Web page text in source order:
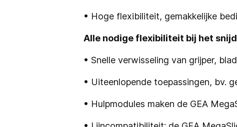
• Hoge flexibiliteit, gemakkelijke
Alle nodige flexibiliteit bij het
• Snelle verwisseling van grijper,
• Uiteenlopende toepassingen, bv.
• Hulpmodules maken de GEA